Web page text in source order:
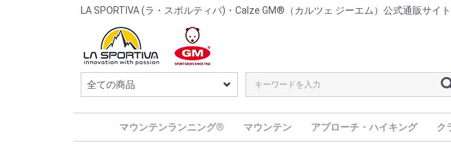
LA SPORTIVA (ラ・スポルティバ)・Calze GM®（カルツェ ジーエム）公式通販サイト
マウンテンランニング® マウンテン アプローチ・ハイキング ク